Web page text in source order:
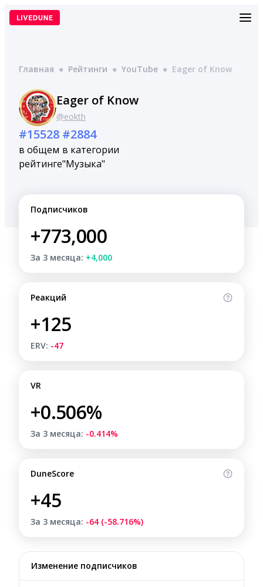
Перейти
Главная ● Рейтинги ● YouTube ● Eager of Know
Eager of Know
@eokth
#15528
в общем
рейтинге
#2884
в категории
"Музыка"
Подписчиков
+773,000
За 3 месяца: +4,000
Реакций
+125
ERV: -47
VR
+0.506%
За 3 месяца: -0.414%
DuneScore
+45
За 3 месяца: -64 (-58.716%)
Изменение подписчиков